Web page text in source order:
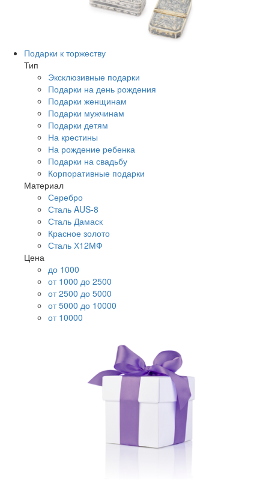
Подарки к торжеству
Тип
Эксклюзивные подарки
Подарки на день рождения
Подарки женщинам
Подарки мужчинам
Подарки детям
На крестины
На рождение ребенка
Подарки на свадьбу
Корпоративные подарки
Материал
Серебро
Сталь AUS-8
Сталь Дамаск
Красное золото
Сталь Х12МФ
Цена
до 1000
от 1000 до 2500
от 2500 до 5000
от 5000 до 10000
от 10000